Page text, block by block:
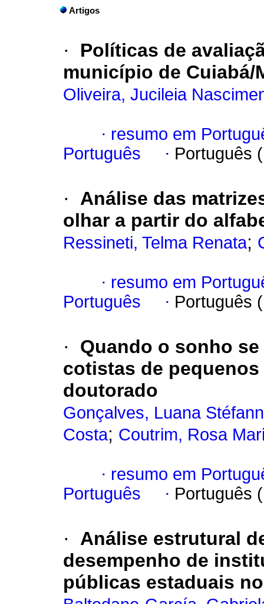
Artigos
·
Políticas de
município de Cuiabá/
Oliveira, Jucileia
· resumo em
Português
· Português
·
Análise das
olhar a partir do
Ressineti, Telma Renata;
· resumo em
Português
· Português
·
Quando o sonho
cotistas de
doutorado
Gonçalves, Luana
Costa; Coutrim, Rosa
· resumo em
Português
· Português
·
Análise estrutural
desempenho de
públicas estaduais